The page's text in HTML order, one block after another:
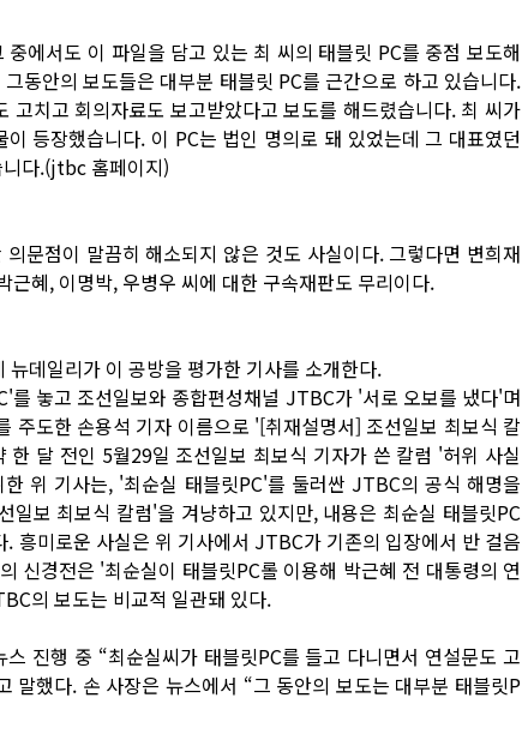
에서도 이 파일을 담고 있는 최 씨의 태블릿 PC를 중점 보도해
동안의 보도들은 대부분 태블릿 PC를 근간으로 하고 있습니다.
치고 회의자료도 보고받았다고 보도를 해드렸습니다. 최 씨가
등장했습니다. 이 PC는 법인 명의로 돼 있었는데 그 대표였던
니다.(jtbc 홈페이지)
문점이 말끔히 해소되지 않은 것도 사실이다. 그렇다면 변희재
혜, 이명박, 우병우 씨에 대한 구속재판도 무리이다.
데일리가 이 공방을 평가한 기사를 소개한다.
놓고 조선일보와 종합편성채널 JTBC가 '서로 오보를 냈다'며
주도한 손용석 기자 이름으로 '[취재설명서] 조선일보 최보식 칼
달 전인 5월29일 조선일보 최보식 기자가 쓴 칼럼 '허위 사실
위 기사는, '최순실 태블릿PC'를 둘러싼 JTBC의 공식 해명을
보 최보식 칼럼'을 겨냥하고 있지만, 내용은 최순실 태블릿PC
흥미로운 사실은 위 기사에서 JTBC가 기존의 입장에서 반 걸음
신경전은 '최순실이 태블릿PC롤 이용해 박근혜 전 대통령의 연
의 보도는 비교적 일관돼 있다.
진행 중 “최순실씨가 태블릿PC를 들고 다니면서 연설문도 고
말했다. 손 사장은 뉴스에서 “그 동안의 보도는 대부분 태블릿P